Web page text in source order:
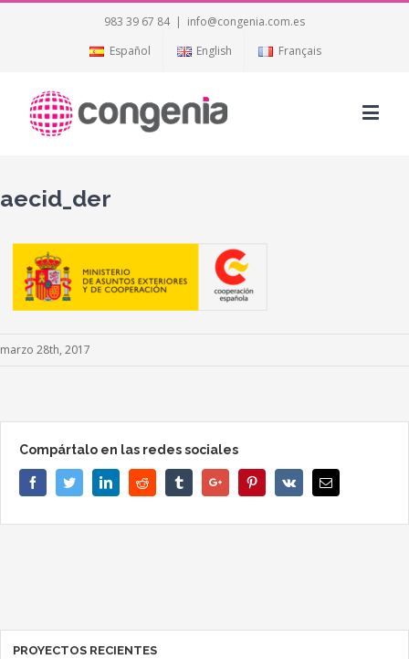
983 39 67 84 | info@congenia.com.es
Español
English Français
aecid_der
marzo 28th, 2017
Compártalo en las redes sociales
FacebookTwitterLinkedinReddit TumblrGoogle+ PinterestVk Email
PROYECTOS RECIENTES